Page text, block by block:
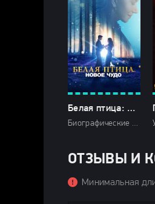
Белая птица: Новое чудо (2024)
Биографические 2024 / Военные фильмы 2024 / Драмы 2024 / Фильмы-приключения 2024 / Зарубежные фильмы 2024 / Новинки кино 2024 / Последние фильмы 2024 / Фильмы весны 2024 / Фильмы 2024 / Смотреть фильмы онлайн
ОТЗЫВЫ И
Минимальная